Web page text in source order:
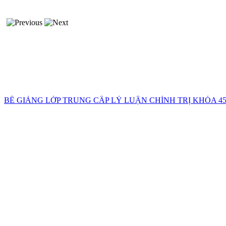
BẾ GIẢNG LỚP TRUNG CẤP LÝ LUẬN CHÍNH TRỊ KHÓA